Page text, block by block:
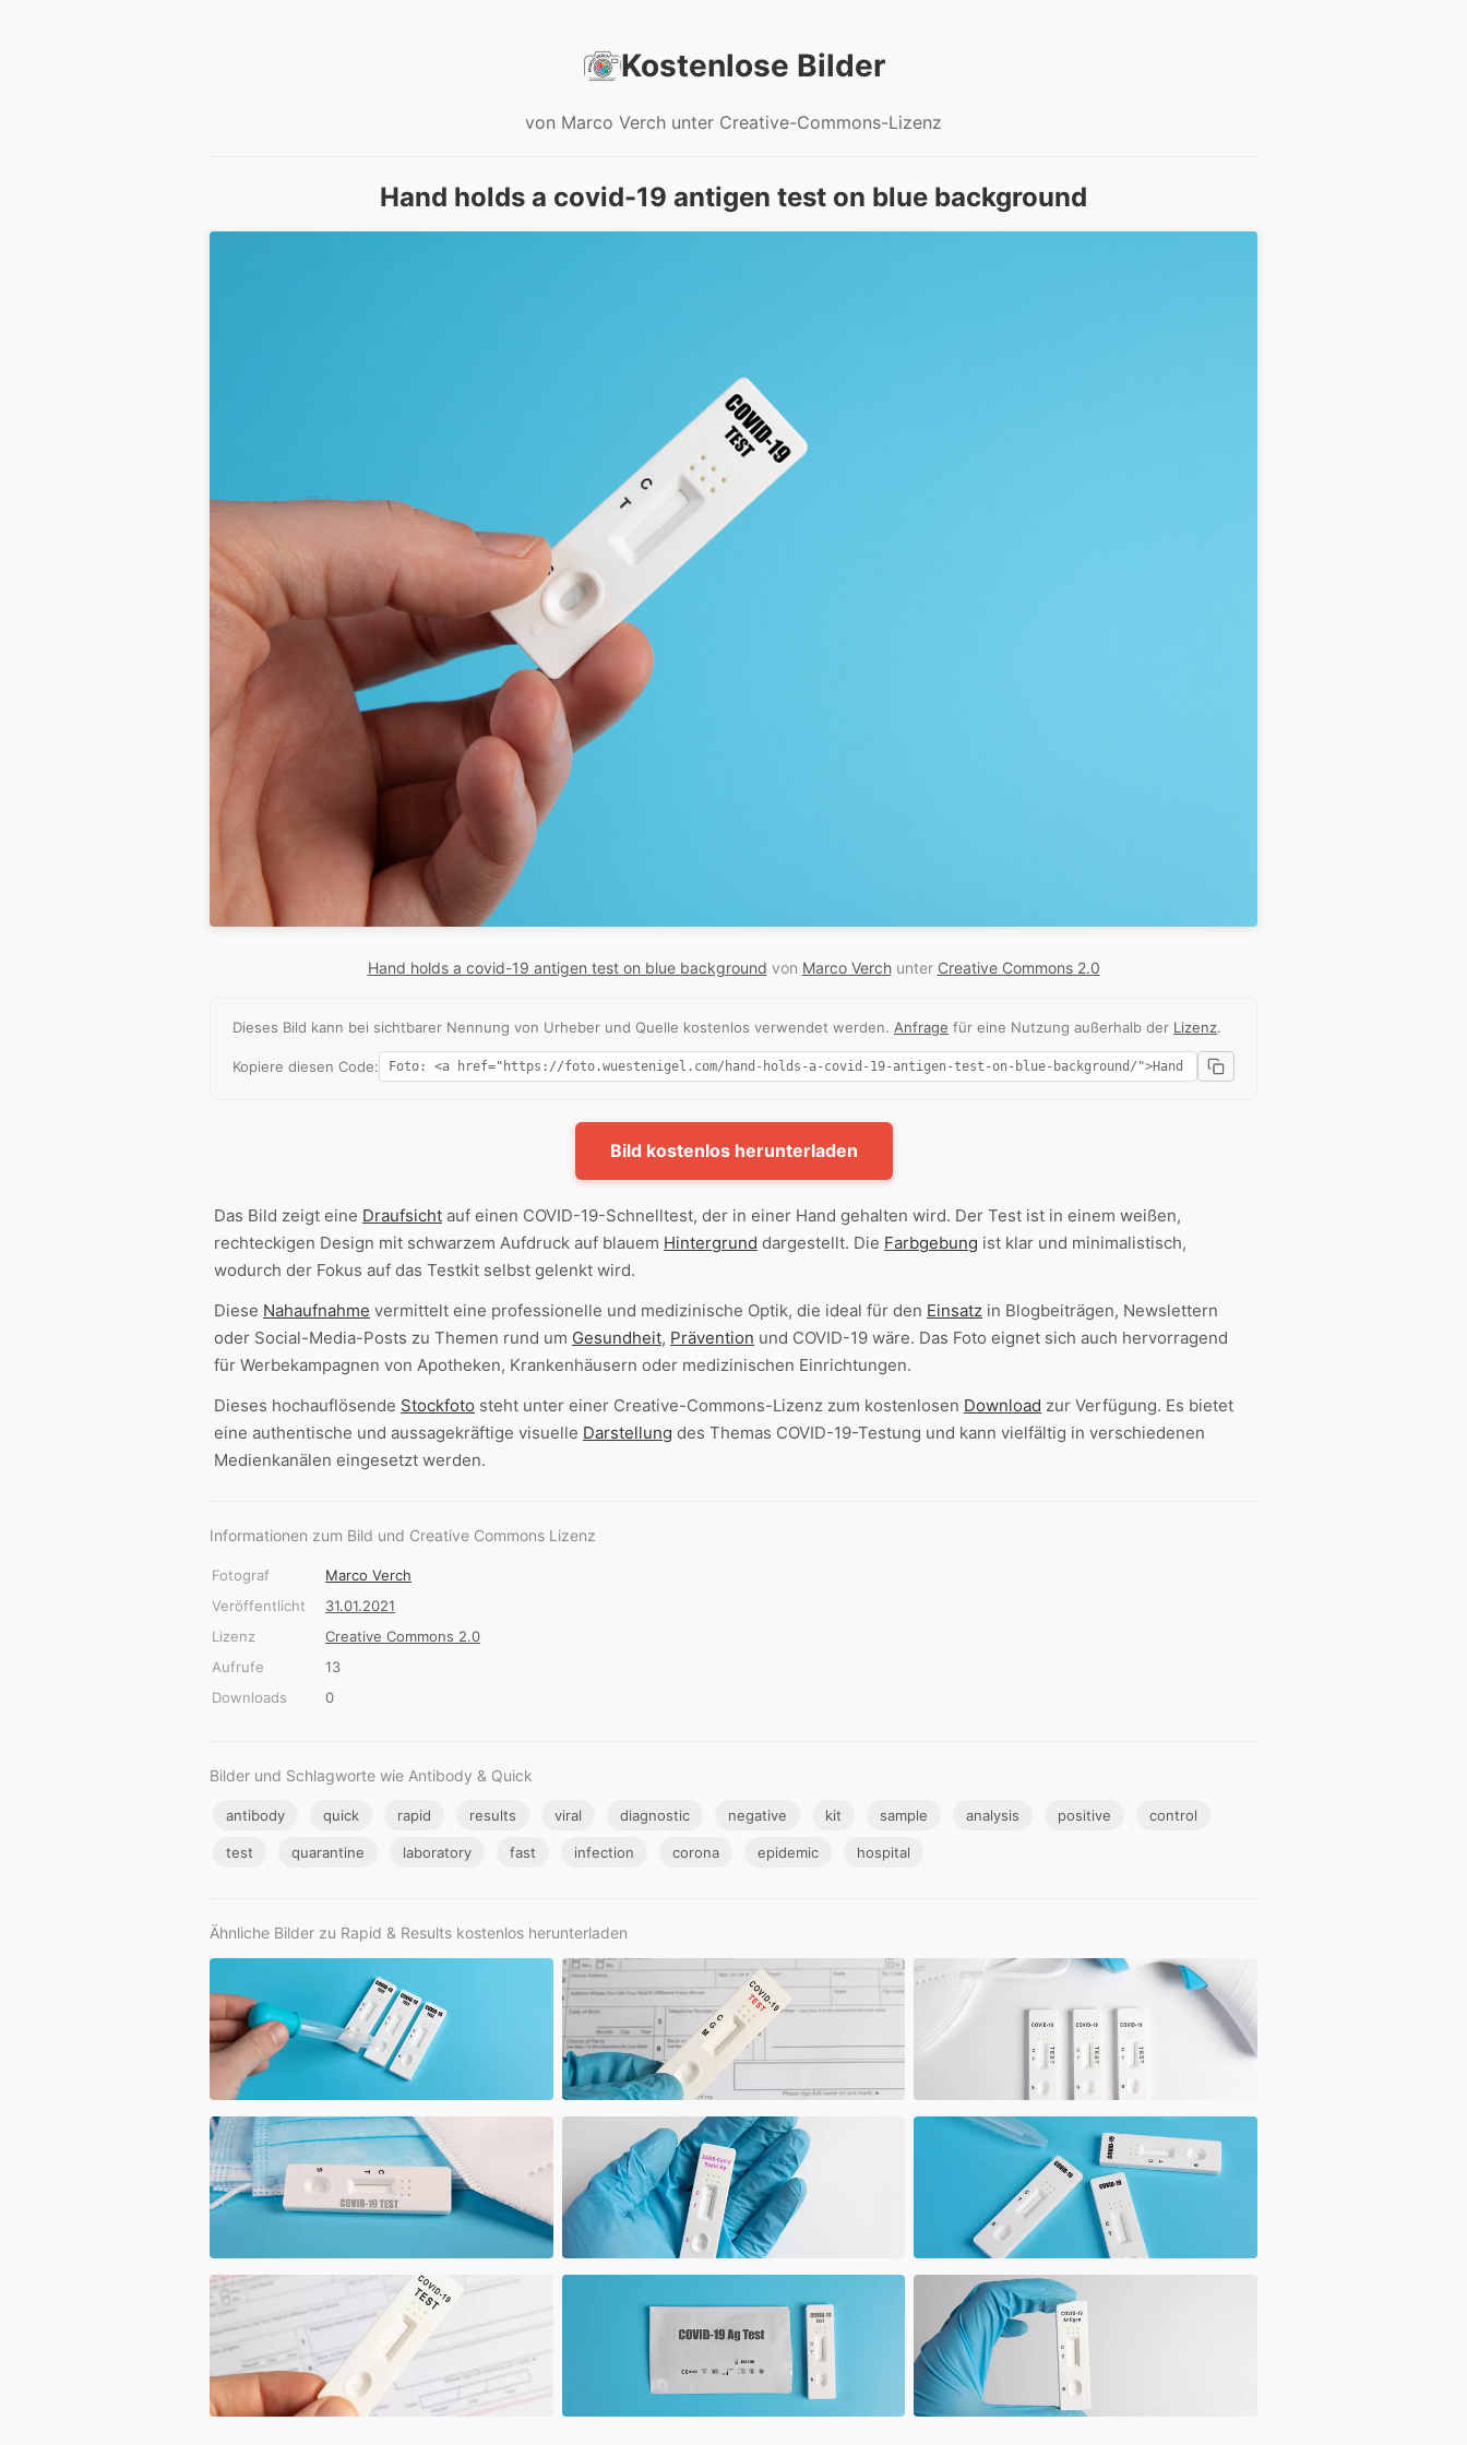
Kostenlose Bilder
von Marco Verch unter Creative-Commons-Lizenz
Hand holds a covid-19 antigen test on blue background
Hand holds a covid-19 antigen test on blue background von Marco Verchunter Creative Commons 2.0
Dieses Bild kann bei sichtbarer Nennung von Urheber und Quelle kostenlos verwendet werden. Anfrage für eine Nutzung außerhalb der Lizenz.
Kopiere diesen Code:
Bild kostenlos herunterladen
Das Bild zeigt eine Draufsicht auf einen COVID-19-Schnelltest, der in einer Hand gehalten wird. Der Test ist in einem weißen,
rechteckigen Design mit schwarzem Aufdruck auf blauem Hintergrund dargestellt. Die Farbgebung ist klar und minimalistisch,
wodurch der Fokus auf das Testkit selbst gelenkt wird.
Diese Nahaufnahme vermittelt eine professionelle und medizinische Optik, die ideal für den Einsatz in Blogbeiträgen, Newslettern
oder Social-Media-Posts zu Themen rund um Gesundheit, Prävention und COVID-19 wäre. Das Foto eignet sich auch hervorragend
für Werbekampagnen von Apotheken, Krankenhäusern oder medizinischen Einrichtungen.
Dieses hochauflösende Stockfoto steht unter einer Creative-Commons-Lizenz zum kostenlosen Download zur Verfügung. Es bietet
eine authentische und aussagekräftige visuelle Darstellung des Themas COVID-19-Testung und kann vielfältig in verschiedenen
Medienkanälen eingesetzt werden.
Informationen zum Bild und Creative Commons Lizenz
Fotograf
Marco Verch
Veröffentlicht
31.01.2021
Lizenz
Creative Commons 2.0
Aufrufe
13
Downloads
0
Bilder und Schlagworte wie Antibody & Quick
antibody quick rapid results viral diagnostic negative kit sample analysis positive control
test quarantine laboratory fast infection corona epidemic hospital
Ähnliche Bilder zu Rapid & Results kostenlos herunterladen